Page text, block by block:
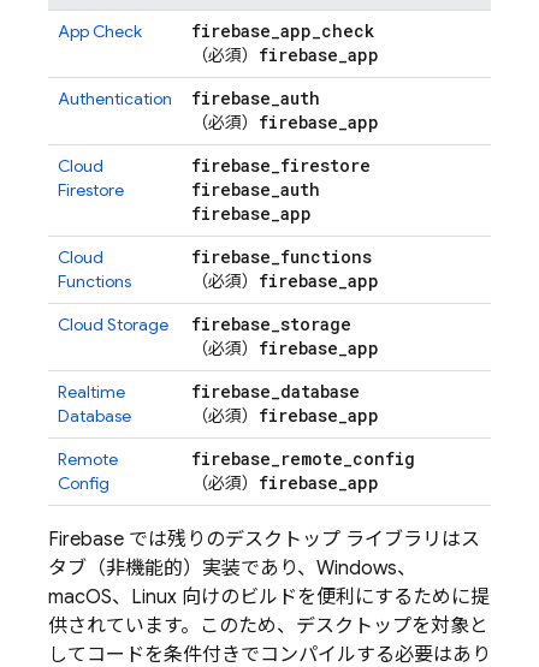
App Check
firebase_app_check
（必須） firebase_app
Authentication firebase_auth
（必須） firebase_app
Cloud
Firestore
firebase_firestore
firebase_auth
firebase_app
Cloud
Functions
firebase_functions
（必須） firebase_app
Cloud Storage firebase_storage
（必須） firebase_app
Realtime
Database
firebase_database
（必須） firebase_app
Remote
Config
firebase_remote_config
（必須） firebase_app
Firebase では残りのデスクトップ ライブラリはス
タブ（非機能的）実装であり、Windows、
macOS、Linux 向けのビルドを便利にするために提
供されています。このため、デスクトップを対象と
してコードを条件付きでコンパイルする必要はあり